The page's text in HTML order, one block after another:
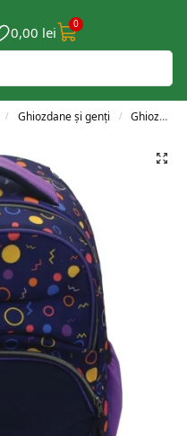
0,00 lei 0
/ Ghiozdane și genți / Ghiozdane clasele 3-4